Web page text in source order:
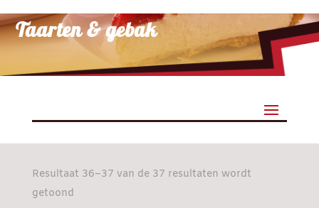
Taarten & gebak
Resultaat 36–37 van de 37 resultaten wordt
getoondGesorteerd